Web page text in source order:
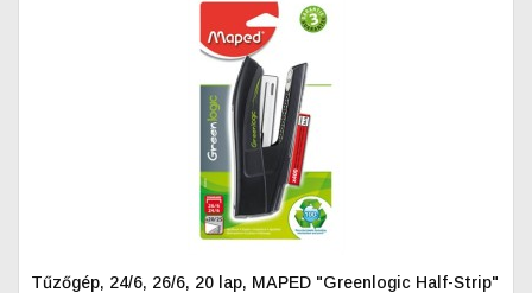
Tűzőgép, 24/6, 26/6, 20 lap, MAPED "Greenlogic Half-Strip"